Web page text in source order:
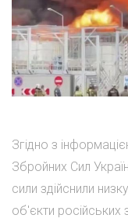
Згідно з
Збройних Сил
сили здійснили
об'єкти російських